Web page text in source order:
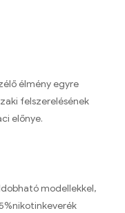
élmény egyre
felszerelésének
előnye.
modellekkel,